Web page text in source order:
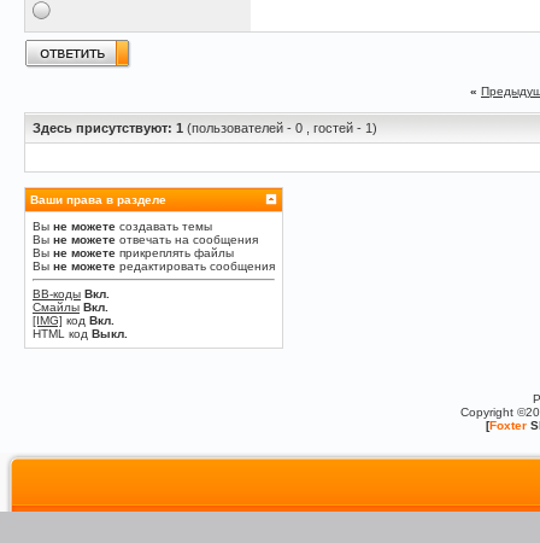
«
Здесь присутствуют: 1 (пользователей - 0 , гостей - 1)
Ваши права в разделе
Вы не можете создавать темы
Вы не можете отвечать на сообщения
Вы не можете прикреплять файлы
Вы не можете редактировать сообщения
BB-коды Вкл.
Смайлы Вкл.
[IMG] код Вкл.
HTML код Выкл.
Copyright
[Foxter